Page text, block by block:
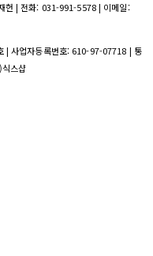
헌 | 전화: 031-991-5578 | 이메일:
| 사업자등록번호: 610-97-07718 | 통
스샵